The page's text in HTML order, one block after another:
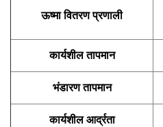
ऊष्मा वितरण प्रणाली
कार्यशील तापमान
भंडारण तापमान
कार्यशील आर्द्रता